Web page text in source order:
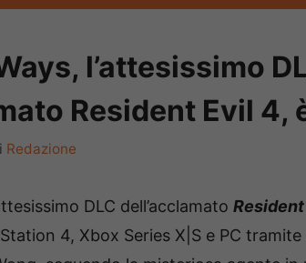
l’attesissimo
Resident Evil 4,
Redazione
DLC dell’acclamato
4, Xbox Series X|S e PC tramite